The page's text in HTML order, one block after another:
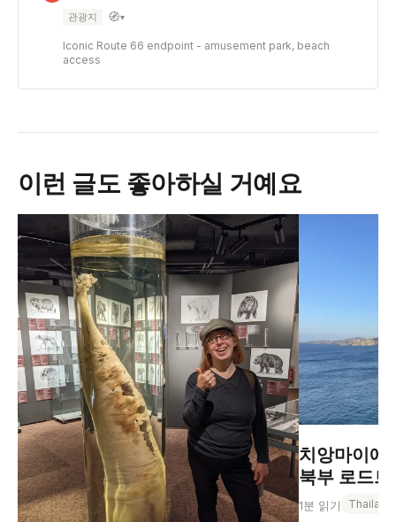
관광지 🧭▾
Iconic Route 66 endpoint - amusement park, beach
access
이런 글도 좋아하실 거예요
치앙마이에
북부 로드
1분 읽기 Thailand